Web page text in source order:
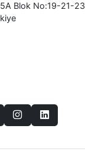
Blok No:19-21-23